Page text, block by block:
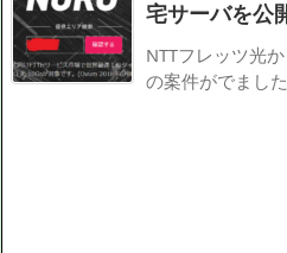
宅サーバを公
NTTフレッツ光
の案件がでまし